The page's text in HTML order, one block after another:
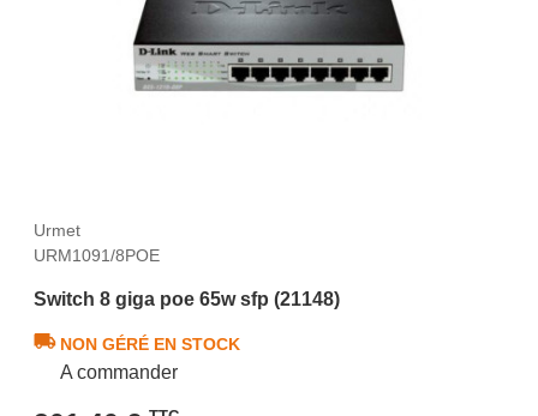
Urmet
URM1091/8POE
Switch 8 giga poe 65w sfp (21148)
NON GÉRÉ EN STOCK
A commander